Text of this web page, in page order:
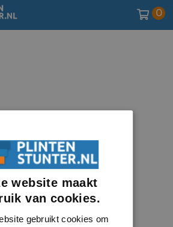
0
website maakt
van cookies.
gebruikt cookies om